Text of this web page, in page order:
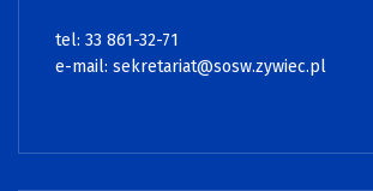
tel: 33 861-32-71
e-mail: sekretariat@sosw.zywiec.pl